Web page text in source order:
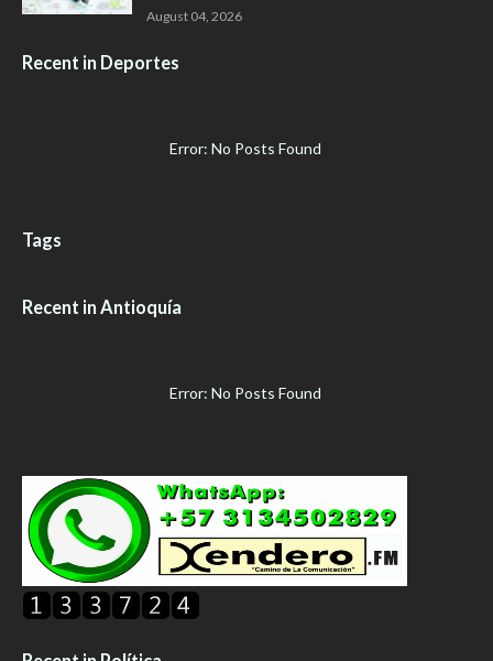
August 04, 2026
Recent in Deportes
Error: No Posts Found
Tags
Recent in Antioquía
Error: No Posts Found